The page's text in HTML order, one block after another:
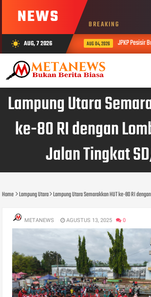
NEWS BREAKING
wb_sunny AUG, 7 2026 AUG 04, 2026 JPKP Pesisir
Lampung Utara
ke-80 RI dengan
Jalan Tingkat
Home Lampung Utara Lampung Utara Semarakkan HUT ke-80 RI
METANEWS AGUSTUS 13, 2025 0